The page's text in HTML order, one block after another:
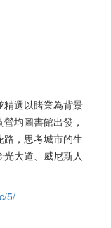
精選以賭業為背景
均圖書館出發，
，思考城市的生
大道、威尼斯人
5/